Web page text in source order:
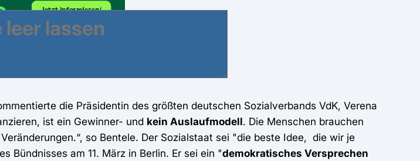
die Präsidentin des größten deutschen Sozialverbands VdK, Verena
ist ein Gewinner- und kein Auslaufmodell. Die Menschen brauchen
so Bentele. Der Sozialstaat sei "die beste Idee, die wir je
Bündnisses am 11. März in Berlin. Er sei ein "demokratisches Versprechen